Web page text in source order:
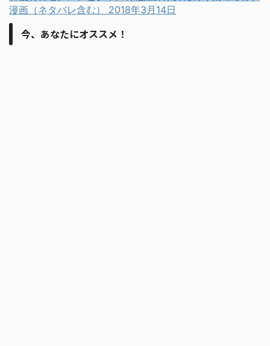
漫画（ネタバレ含む） 2018年3月14日
今、あなたにオススメ！